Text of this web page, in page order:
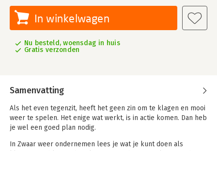
In winkelwagen
Nu besteld, woensdag in huis
Gratis verzonden
Samenvatting
Als het even tegenzit, heeft het geen zin om te klagen en mooi
weer te spelen. Het enige wat werkt, is in actie komen. Dan heb
je wel een goed plan nodig.
In Zwaar weer ondernemen lees je wat je kunt doen als